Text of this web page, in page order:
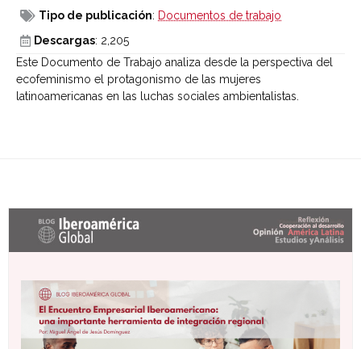
Tipo de publicación: Documentos de trabajo
Descargas: 2,205
Este Documento de Trabajo analiza desde la perspectiva del
ecofeminismo el protagonismo de las mujeres
latinoamericanas en las luchas sociales ambientalistas.
Últimas entradas Blog Iberoamérica global